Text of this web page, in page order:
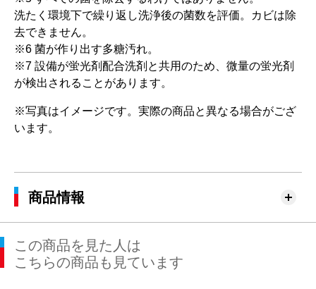
洗たく環境下で繰り返し洗浄後の菌数を評価。カビは除
去できません。
※6 菌が作り出す多糖汚れ。
※7 設備が蛍光剤配合洗剤と共用のため、微量の蛍光剤
が検出されることがあります。
※写真はイメージです。実際の商品と異なる場合がござ
います。
商品情報
この商品を見た人は
こちらの商品も見ています